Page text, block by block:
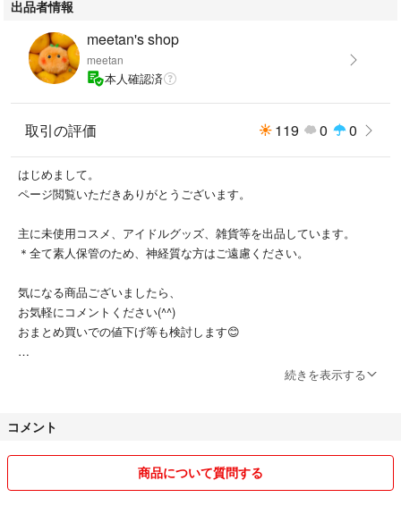
出品者情報
meetan's shop
meetan
本人確認済
取引の評価 119 0 0
はじめまして。
ページ閲覧いただきありがとうございます。
主に未使用コスメ、アイドルグッズ、雑貨等を出品しています。
＊全て素人保管のため、神経質な方はご遠慮ください。
気になる商品ございましたら、
お気軽にコメントください(^^)
おまとめ買いでの値下げ等も検討します😊
＊平日日中は勤務中で携帯の確認が取れないため、ご連絡が遅くなりま
続きを表示する
コメント
商品について質問する